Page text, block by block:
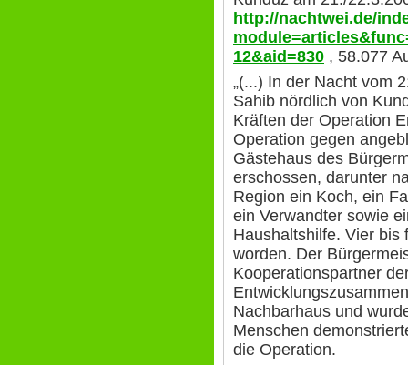
http://nachtwei.de/
12&aid=830 , 58.077
„(...) In der Nacht vom
Sahib nördlich von
Kräften der Operation
Operation gegen
Gästehaus des
erschossen, darunter
Region ein Koch, ein
ein Verwandter sowie
Haushaltshilfe. Vier bis
worden. Der
Kooperationspartner
Nachbarhaus und
Menschen
die Operation.